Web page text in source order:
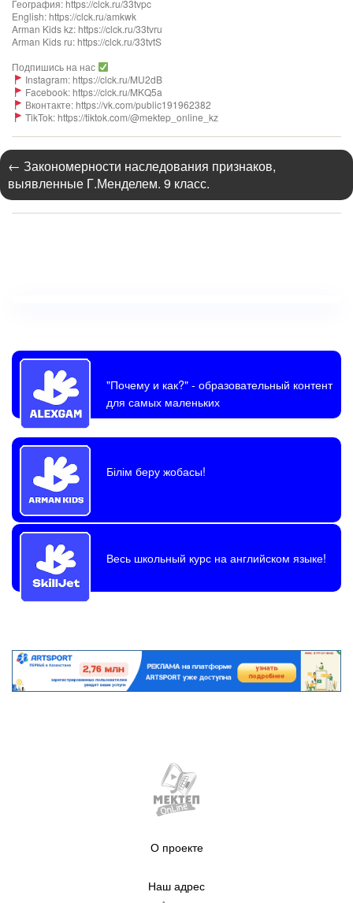
География: https://clck.ru/33tvpc
English: https://clck.ru/amkwk
Arman Kids kz: https://clck.ru/33tvru
Arman Kids ru: https://clck.ru/33tvtS
Подпишись на нас
Instagram: https://clck.ru/MU2dB
Facebook: https://clck.ru/MKQ5a
Вконтакте: https://vk.com/public191962382
TikTok: https://tiktok.com/@mektep_online_kz
← Закономерности наследования признаков,
выявленные Г.Менделем. 9 класс.
"Почему и как?"- образовательный контент
для самых маленьких
Білім беру жобасы!
Весь школьный курс на английском языке!
О проекте
Наш адрес